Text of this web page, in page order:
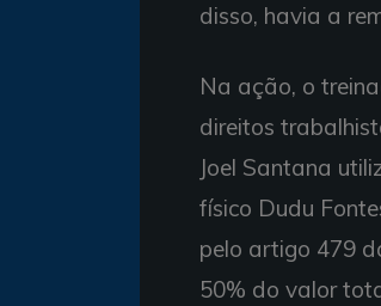
disso, havia a
Na ação, o
direitos
Joel Santana
físico Dudu
pelo artigo 479
50% do valor